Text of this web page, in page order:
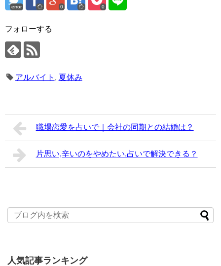
error 0 0
フォローする
アルバイト , 夏休み
職場恋愛を占いで｜会社の同期との結婚は？
片思い,辛いのをやめたい.占いで解決できる？
人気記事ランキング